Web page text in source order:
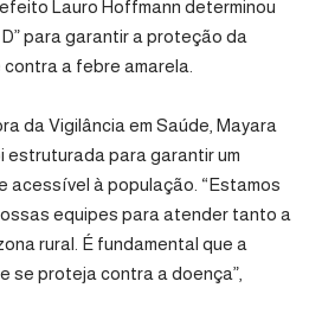
Lauro Hoffmann determinou
para garantir a proteção da
a febre amarela.
da Vigilância em Saúde, Mayara
estruturada para garantir um
acessível à população. “Estamos
equipes para atender tanto a
rural. É fundamental que a
se proteja contra a doença”,